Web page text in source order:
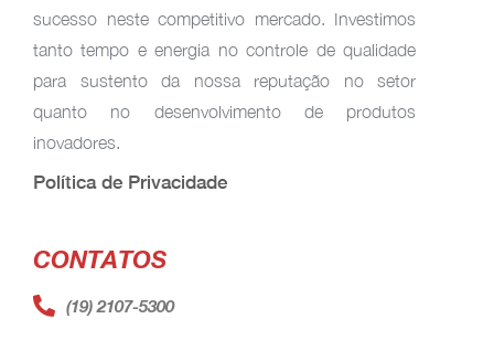
sucesso neste competitivo mercado. Investimos
tanto tempo e energia no controle de qualidade
para sustento da nossa reputação no setor
quanto no desenvolvimento de produtos
inovadores.
Política de Privacidade
CONTATOS
(19) 2107-5300